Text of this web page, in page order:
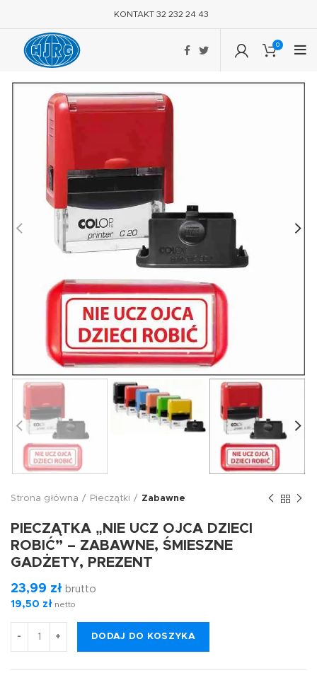
KONTAKT 32 232 24 43
0
Strona główna Pieczątki Zabawne
PIECZĄTKA „NIE UCZ OJCA DZIECI
ROBIĆ” – ZABAWNE, ŚMIESZNE
GADŻETY, PREZENT
23,99 zł brutto
19,50 zł netto
DODAJ DO KOSZYKA